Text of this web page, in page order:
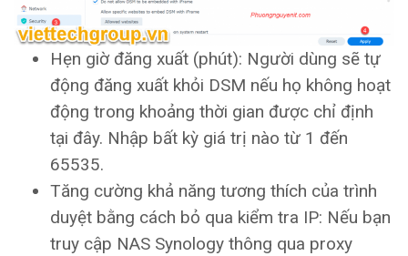
Hẹn giờ đăng xuất (phút): Người dùng sẽ tự
động đăng xuất khỏi DSM nếu họ không hoạt
động trong khoảng thời gian được chỉ định
tại đây. Nhập bất kỳ giá trị nào từ 1 đến
65535.
Tăng cường khả năng tương thích của trình
duyệt bằng cách bỏ qua kiểm tra IP: Nếu bạn
truy cập NAS Synology thông qua proxy